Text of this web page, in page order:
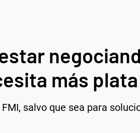
más
salvo que sea para